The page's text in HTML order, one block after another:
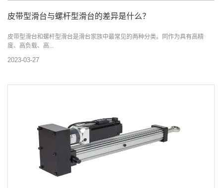
皮带型滑台与螺杆型滑台的差异是什么？
皮带型滑台和螺杆型滑台是滑台家族中最常见的两种分类。同作为具有高精
度、高负载、高...
2023-03-27